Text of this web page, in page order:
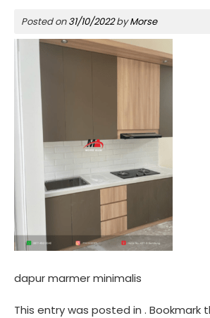
Posted on31/10/2022byMorse
dapur marmer minimalis
This entry was posted in . Bookmark